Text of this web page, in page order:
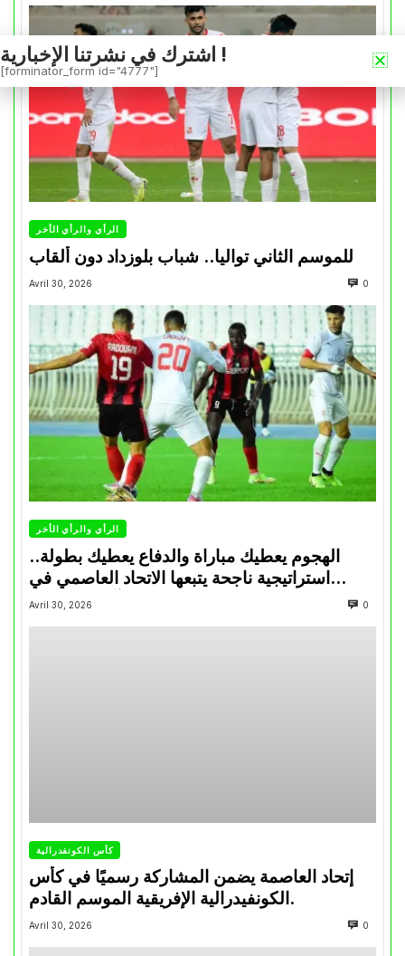
الرأي والرأي الأخر
للموسم الثاني تواليا.. شباب بلوزداد دون ألقاب
Avril 30, 2026 0
الرأي والرأي الأخر
الهجوم يعطيك مباراة والدفاع يعطيك بطولة..
استراتيجية ناجحة يتبعها الاتحاد العاصمي في
تتويجاته آخر السنوات
Avril 30, 2026 0
كأس الكونفدرالية
إتحاد العاصمة يضمن المشاركة رسميًا في كأس
الكونفيدرالية الإفريقية الموسم القادم.
Avril 30, 2026 0
اشترك في نشرتنا الإخبارية !
[forminator_form id="4777"]